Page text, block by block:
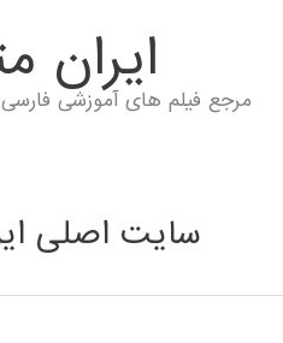
ايران
مرجع فیلم های آموزشی
سایت اصلی